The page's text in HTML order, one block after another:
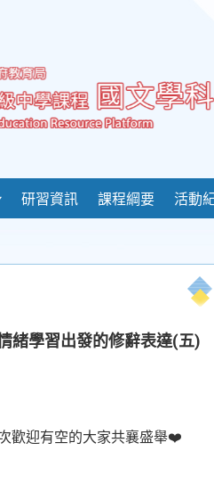
研習資訊 課程綱要 活動
緒學習出發的修辭表達(五)
歡迎有空的大家共襄盛舉❤️